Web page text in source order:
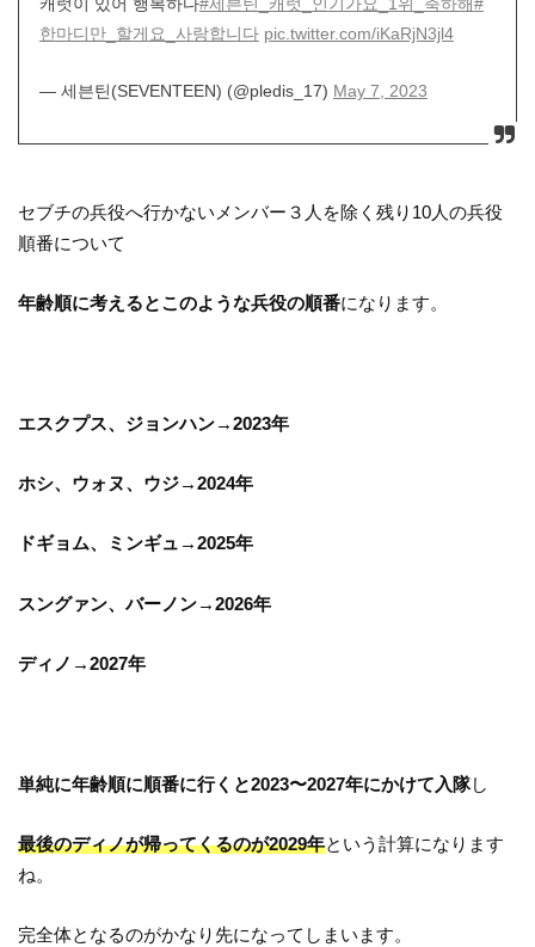
한마디만_할게요_사랑합니다 pic.twitter.com/iKaRjN3jl4
— 세븐틴(SEVENTEEN) (@pledis_17) May 7, 2023
セブチの兵役へ行かないメンバー３人を除く残り10人の兵役
順番について
年齢順に考えるとこのような兵役の順番になります。
エスクプス、ジョンハン→2023年
ホシ、ウォヌ、ウジ→2024年
ドギョム、ミンギュ→2025年
スングァン、バーノン→2026年
ディノ→2027年
単純に年齢順に順番に行くと2023〜2027年にかけて入隊し
最後のディノが帰ってくるのが2029年という計算になります
ね。
完全体となるのがかなり先になってしまいます。